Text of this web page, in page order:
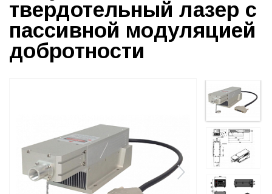
твердотельный лазер с
пассивной модуляцией
добротности